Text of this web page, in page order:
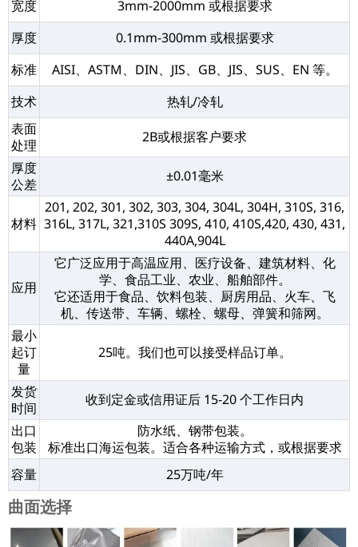
宽度
3mm-2000mm 或根据要求
厚度
0.1mm-300mm 或根据要求
标准
AISI、ASTM、DIN、JIS、GB、JIS、SUS、EN 等。
技术
热轧/冷轧
表面
处理
2B或根据客户要求
厚度
公差
±0.01毫米
材料
201, 202, 301, 302, 303, 304, 304L, 304H, 310S, 316,
316L, 317L, 321,310S 309S, 410, 410S,420, 430, 431,
440A,904L
应用
它广泛应用于高温应用、医疗设备、建筑材料、化
学、食品工业、农业、船舶部件。
它还适用于食品、饮料包装、厨房用品、火车、飞
机、传送带、车辆、螺栓、螺母、弹簧和筛网。
最小
起订
量
25吨。我们也可以接受样品订单。
发货
时间
收到定金或信用证后 15-20 个工作日内
出口
包装
防水纸、钢带包装。
标准出口海运包装。适合各种运输方式，或根据要求
容量
25万吨/年
曲面选择